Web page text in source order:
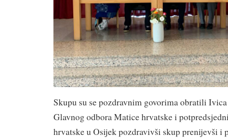
Skupu su se pozdravnim govorima obratili
Glavnog odbora Matice hrvatske i
hrvatske u Osijek pozdravivši skup prenijevši i